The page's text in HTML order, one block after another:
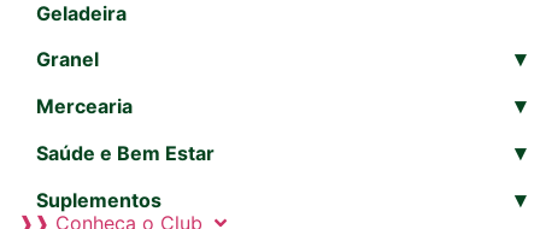
Geladeira
Granel
▾
Mercearia ▾
Saúde e Bem Estar ▾
Suplementos ▾
❱❱ Conheça o Club